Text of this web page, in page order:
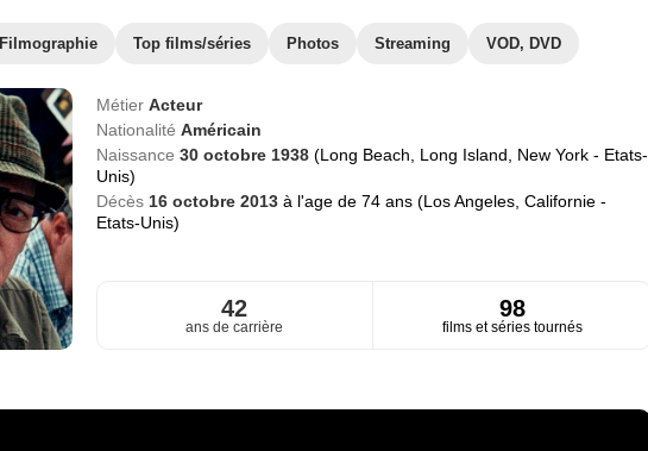
Filmographie Top films/séries Photos Streaming VOD, DVD
Métier Acteur
Nationalité Américain
Naissance 30 octobre 1938 (Long Beach, Long Island, New York - Etats-
Unis)
Décès 16 octobre 2013 à l'age de 74 ans (Los Angeles, Californie -
Etats-Unis)
42
ans de carrière
98
films et séries tournés